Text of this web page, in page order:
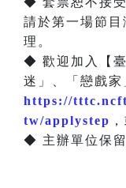
請於第一場節
理。
◆ 歡迎加入【
迷」、「戀戲
https://
tw/applystep
◆ 主辦單位保留